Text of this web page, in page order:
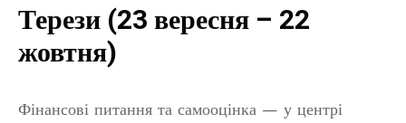
Терези (23 вересня – 22
жовтня)
Фінансові питання та самооцінка — у центрі